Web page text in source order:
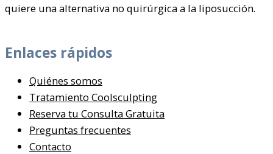
quiere una alternativa no quirúrgica a la liposucción.
Enlaces rápidos
Quiénes somos
Tratamiento Coolsculpting
Reserva tu Consulta Gratuita
Preguntas frecuentes
Contacto